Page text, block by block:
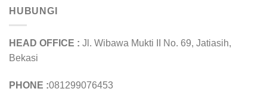
HUBUNGI
HEAD OFFICE : Jl. Wibawa Mukti II No. 69, Jatiasih,
Bekasi
PHONE :081299076453